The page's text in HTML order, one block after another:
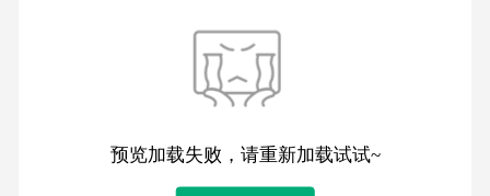
预览加载失败，请重新加载试试~